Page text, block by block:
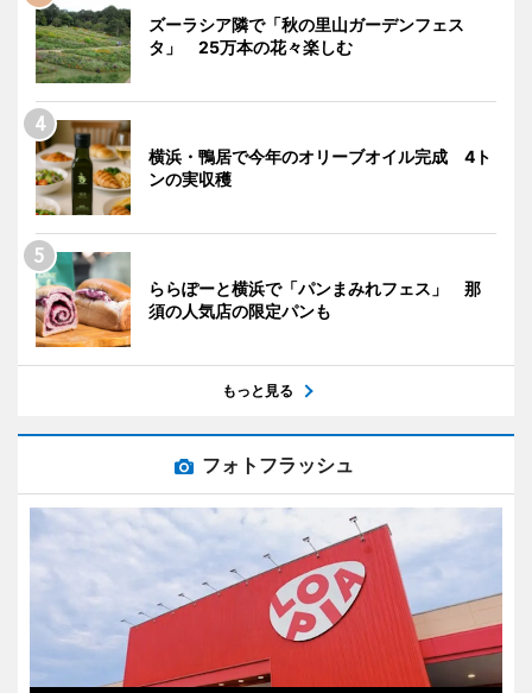
ズーラシア隣で「秋の里山ガーデンフェス
タ」 25万本の花々楽しむ
横浜・鴨居で今年のオリーブオイル完成 4ト
ンの実収穫
ららぽーと横浜で「パンまみれフェス」 那
須の人気店の限定パンも
もっと見る
フォトフラッシュ